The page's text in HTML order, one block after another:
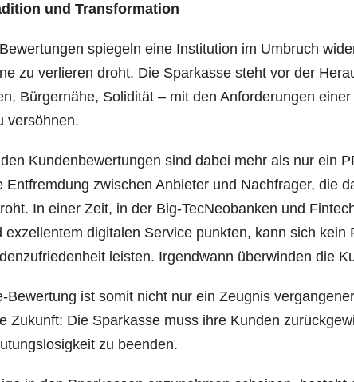
und Transformation
spie­geln eine Insti­tu­ti­on im Umbruch
zu ver­lie­ren droht. Die Spar­kas­se steht vor der
Bür­ger­nä­he, Soli­di­tät – mit den Anfor­de­run­gen
versöhnen.
Kun­den­be­wer­tun­gen sind dabei mehr als nur ein
Ent­frem­dung zwi­schen Anbie­ter und Nach­fra­ger, die
In einer Zeit, in der Big-Tec­Ne­o­ban­ken und
exzel­len­tem digi­ta­len Ser­vice punk­ten, kann sich
leis­ten. Irgend­wann über­win­den die
Bewertung ist somit nicht nur ein Zeug­nis
Zukunft: Die Spar­kas­se muss ihre Kun­den
zu beenden.